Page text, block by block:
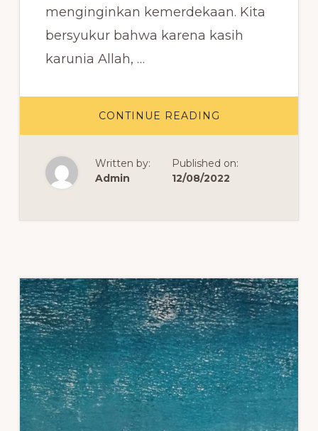
menginginkan kemerdekaan. Kita
bersyukur bahwa karena kasih
karunia Allah, …
CONTINUE READING
ALKITAB
Written by:
Admin
Published on:
12/08/2022